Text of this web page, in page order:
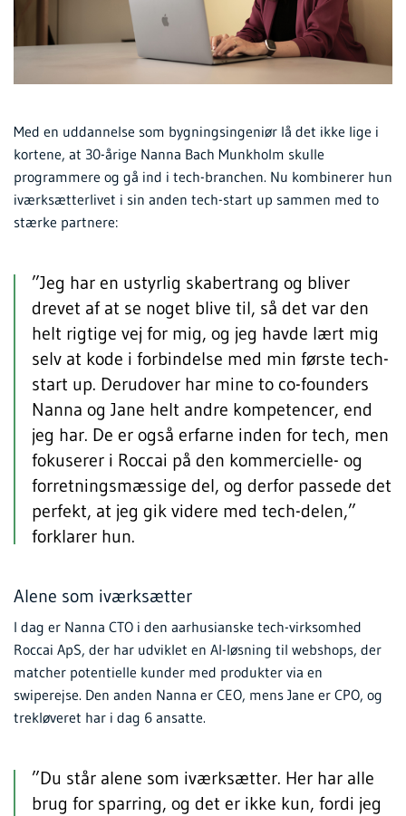
Med en uddannelse som bygningsingeniør lå det ikke lige i
kortene, at 30-årige Nanna Bach Munkholm skulle
programmere og gå ind i tech-branchen. Nu kombinerer hun
iværksætterlivet i sin anden tech-start up sammen med to
stærke partnere:
”Jeg har en ustyrlig skabertrang og bliver
drevet af at se noget blive til, så det var den
helt rigtige vej for mig, og jeg havde lært mig
selv at kode i forbindelse med min første tech-
start up. Derudover har mine to co-founders
Nanna og Jane helt andre kompetencer, end
jeg har. De er også erfarne inden for tech, men
fokuserer i Roccai på den kommercielle- og
forretningsmæssige del, og derfor passede det
perfekt, at jeg gik videre med tech-delen,”
forklarer hun.
Alene som iværksætter
I dag er Nanna CTO i den aarhusianske tech-virksomhed
Roccai ApS, der har udviklet en AI-løsning til webshops, der
matcher potentielle kunder med produkter via en
swiperejse. Den anden Nanna er CEO, mens Jane er CPO, og
trekløveret har i dag 6 ansatte.
”Du står alene som iværksætter. Her har alle
brug for sparring, og det er ikke kun, fordi jeg